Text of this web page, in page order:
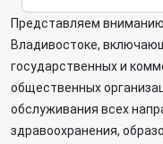
Представляем
Владивостоке,
государственных и
общественных
обслуживания всех
здравоохранения,